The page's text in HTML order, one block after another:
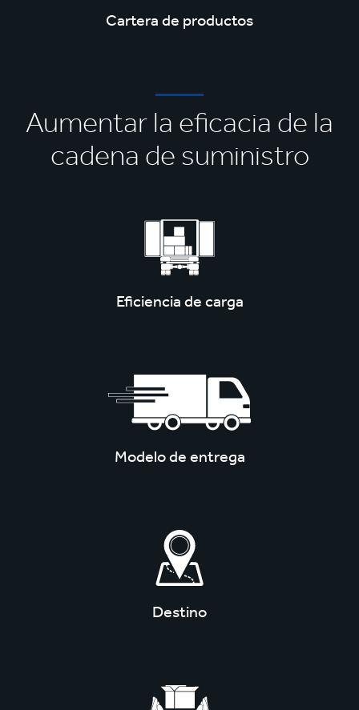
Cartera de productos
Aumentar la eficacia de la
cadena de suministro
Eficiencia de carga
Modelo de entrega
Destino